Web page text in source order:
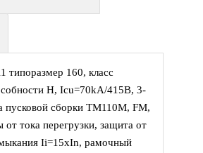
типоразмер 160, класс
H, Icu=70kA/415В, 3-
сборки TM110M, FM,
тока перегрузки, защита от
Ii=15xIn, рамочный